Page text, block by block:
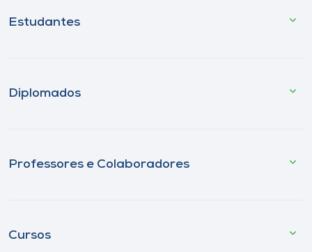
Estudantes
Diplomados
Professores e Colaboradores
Cursos